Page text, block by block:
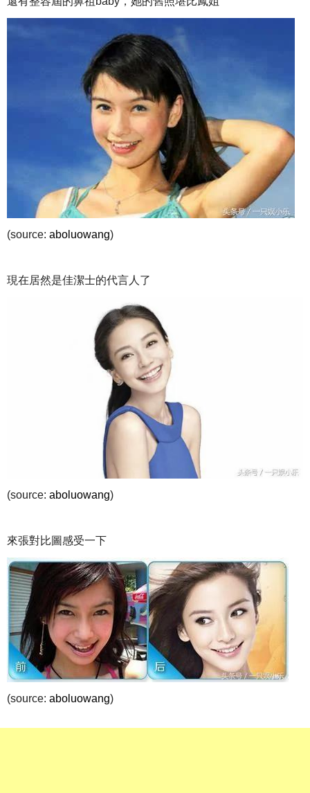
(source: aboluowang)
現在居然是佳潔士的代言人了
(source: aboluowang)
來張對比圖感受一下
(source: aboluowang)